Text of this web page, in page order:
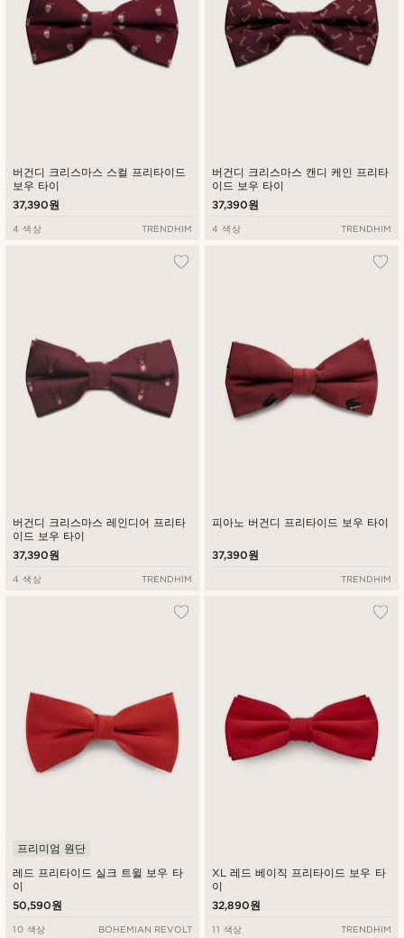
버건디 크리스마스 스컬 프리타이드
보우 타이
37,390원
4 색상 TRENDHIM
버건디 크리스마스 캔디 케인 프리타
이드 보우 타이
37,390원
4 색상 TRENDHIM
버건디 크리스마스 레인디어 프리타
이드 보우 타이
37,390원
4 색상 TRENDHIM
피아노 버건디 프리타이드 보우 타이
37,390원
TRENDHIM
레드 프리타이드 실크 트윌 보우 타
이
프리미엄 원단
50,590원
10 색상 BOHEMIAN REVOLT
XL 레드 베이직 프리타이드 보우 타
이
32,890원
11 색상 TRENDHIM